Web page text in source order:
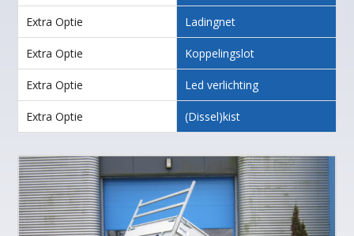
Extra Optie Ladingnet
Extra Optie Koppelingslot
Extra Optie Led verlichting
Extra Optie (Dissel)kist